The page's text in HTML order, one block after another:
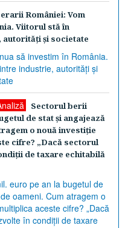
României: Vom
Viitorul stă în
şi societate
Sectorul berii
de stat şi angajează
o nouă investiţie
cifre? „Dacă sectorul
de taxare echitabilă